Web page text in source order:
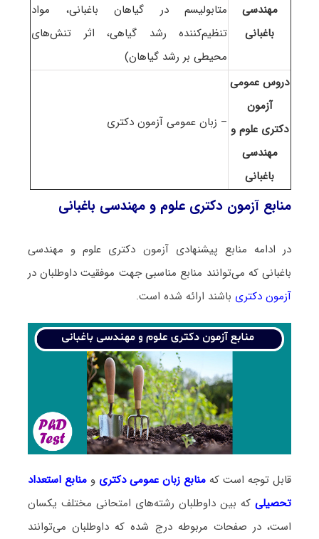
مهندسی
باغبانی
متابولیسم در گیاهان باغبانی، مواد
تنظیم‌کننده رشد گیاهی، اثر تنش‌های
محیطی بر رشد گیاهان)
دروس عمومی
آزمون
دکتری علوم و
مهندسی
باغبانی
– زبان عمومی آزمون دکتری
منابع آزمون دکتری علوم و مهندسی باغبانی
در ادامه منابع پیشنهادی آزمون دکتری علوم و مهندسی
باغبانی که می‌توانند منابع مناسبی جهت موفقیت داوطلبان در
آزمون دکتری باشند ارائه شده است.
قابل توجه است که منابع زبان عمومی دکتری و منابع استعداد
تحصیلیکه بین داوطلبان رشته‌های امتحانی مختلف یکسان
است، در صفحات مربوطه درج شده که داوطلبان می‌توانند